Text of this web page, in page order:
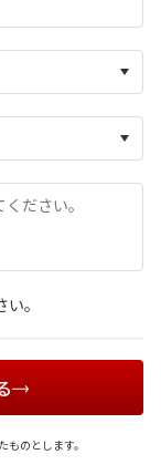
。
ものとします。